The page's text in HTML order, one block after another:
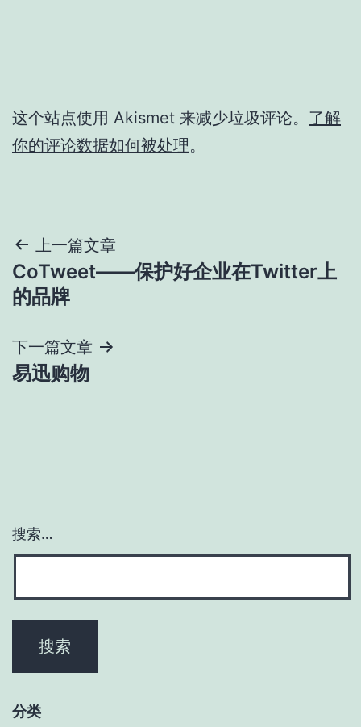
这个站点使用 Akismet 来减少垃圾评论。 了解
你的评论数据如何被处理。
文
章
航
上一篇文章
CoTweet——保护好企业在Twitter上
的品牌
下一篇文章
易迅购物
搜索…
分类